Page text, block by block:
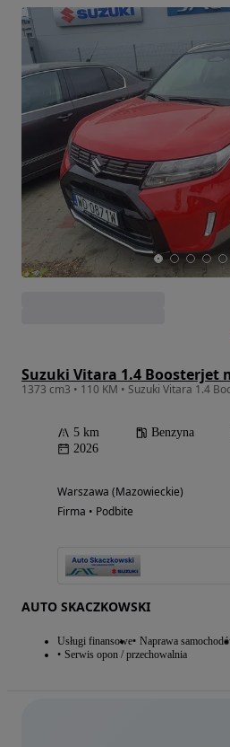
5 km Benzyna
2026
Warszawa (Mazowieckie)
Firma • Podbite
AUTO SKACZKOWSKI
Usługi finansowe Naprawa
Serwis opon / przechowalnia